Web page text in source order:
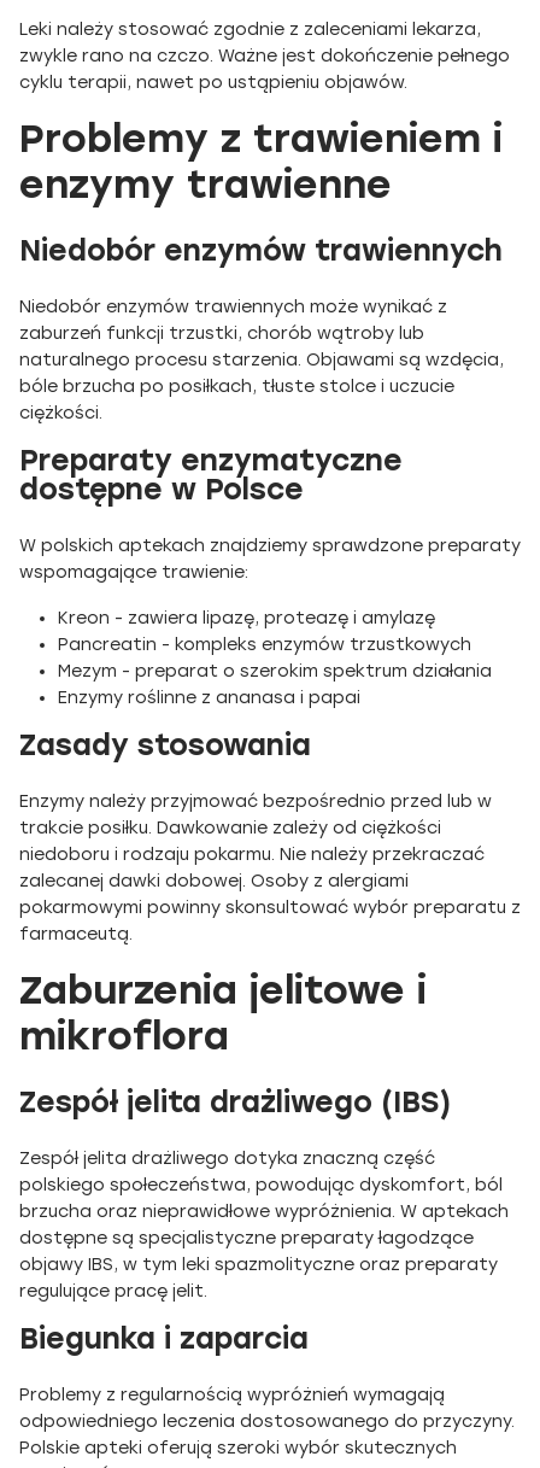
Leki należy stosować zgodnie z zaleceniami lekarza,
zwykle rano na czczo. Ważne jest dokończenie pełnego
cyklu terapii, nawet po ustąpieniu objawów.
Problemy z trawieniem i
enzymy trawienne
Niedobór enzymów trawiennych
Niedobór enzymów trawiennych może wynikać z
zaburzeń funkcji trzustki, chorób wątroby lub
naturalnego procesu starzenia. Objawami są wzdęcia,
bóle brzucha po posiłkach, tłuste stolce i uczucie
ciężkości.
Preparaty enzymatyczne
dostępne w Polsce
W polskich aptekach znajdziemy sprawdzone preparaty
wspomagające trawienie:
Kreon - zawiera lipazę, proteazę i amylazę
Pancreatin - kompleks enzymów trzustkowych
Mezym - preparat o szerokim spektrum działania
Enzymy roślinne z ananasa i papai
Zasady stosowania
Enzymy należy przyjmować bezpośrednio przed lub w
trakcie posiłku. Dawkowanie zależy od ciężkości
niedoboru i rodzaju pokarmu. Nie należy przekraczać
zalecanej dawki dobowej. Osoby z alergiami
pokarmowymi powinny skonsultować wybór preparatu z
farmaceutą.
Zaburzenia jelitowe i
mikroflora
Zespół jelita drażliwego (IBS)
Zespół jelita drażliwego dotyka znaczną część
polskiego społeczeństwa, powodując dyskomfort, ból
brzucha oraz nieprawidłowe wypróżnienia. W aptekach
dostępne są specjalistyczne preparaty łagodzące
objawy IBS, w tym leki spazmolityczne oraz preparaty
regulujące pracę jelit.
Biegunka i zaparcia
Problemy z regularnością wypróżnień wymagają
odpowiedniego leczenia dostosowanego do przyczyny.
Polskie apteki oferują szeroki wybór skutecznych